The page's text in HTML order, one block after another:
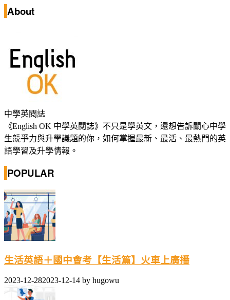
About
中學英閱誌
《English OK 中學英閱誌》不只是學英文，還想告訴關心中學
生競爭力與升學議題的你，如何掌握最新、最活、最熱門的英
語學習及升學情報。
POPULAR
生活英語＋國中會考【生活篇】火車上廣播
2023-12-282023-12-14 by hugowu